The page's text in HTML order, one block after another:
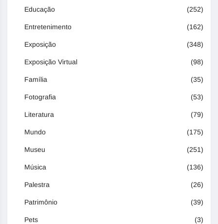
Educação (252)
Entretenimento (162)
Exposição (348)
Exposição Virtual (98)
Família (35)
Fotografia (53)
Literatura (79)
Mundo (175)
Museu (251)
Música (136)
Palestra (26)
Patrimônio (39)
Pets (3)